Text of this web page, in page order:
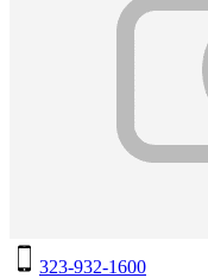
323-932-1600